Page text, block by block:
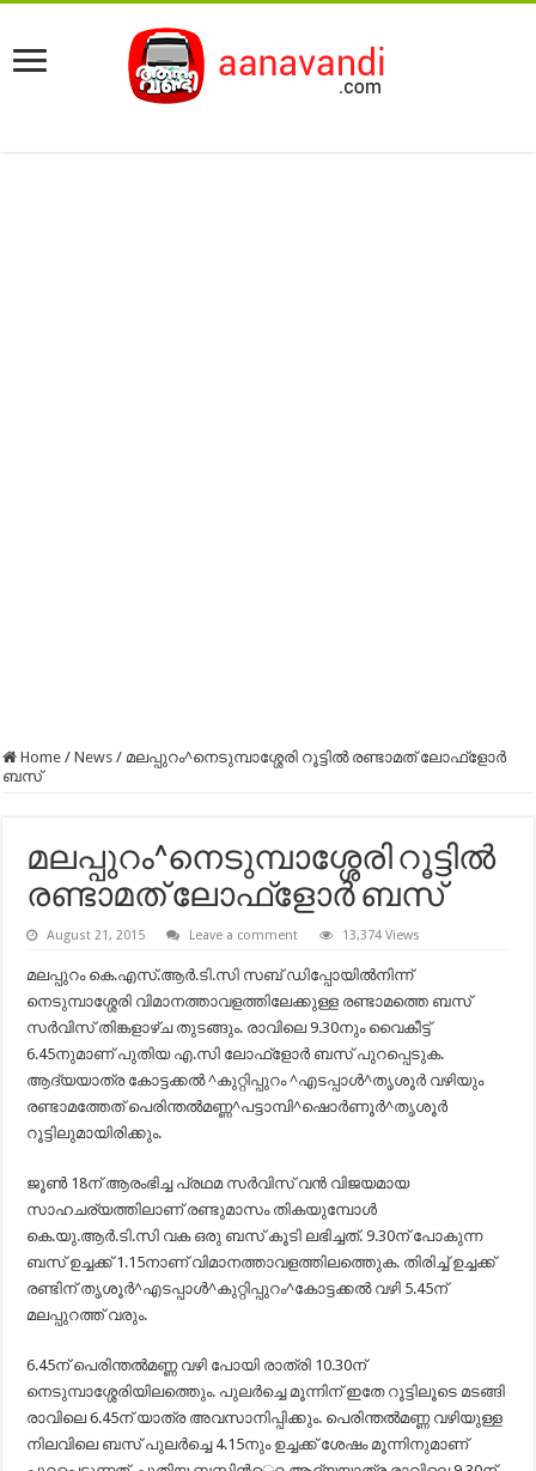
Home / News / മലപ്പുറം^നെടുമ്പാശ്ശേരി റൂട്ടില്‍ രണ്ടാമത് ലോഫ്ളോര്‍
ബസ്
മലപ്പുറം^നെടുമ്പാശ്ശേരി റൂട്ടില്‍
രണ്ടാമത് ലോഫ്ളോര്‍ ബസ്
August 21, 2015 Leave a comment 13,374 Views
മലപ്പുറം കെ.എസ്.ആര്‍.ടി.സി സബ് ഡിപ്പോയില്‍നിന്ന്
നെടുമ്പാശ്ശേരി വിമാനത്താവളത്തിലേക്കുള്ള രണ്ടാമത്തെ ബസ്
സര്‍വിസ് തിങ്കളാഴ്ച തുടങ്ങും. രാവിലെ 9.30നും വൈകീട്ട്
6.45നുമാണ് പുതിയ എ.സി ലോഫ്ളോര്‍ ബസ് പുറപ്പെടുക.
ആദ്യയാത്ര കോട്ടക്കല്‍ ^കുറ്റിപ്പുറം ^എടപ്പാള്‍^തൃശൂര്‍ വഴിയും
രണ്ടാമത്തേത് പെരിന്തല്‍മണ്ണ^പട്ടാമ്പി^ഷൊര്‍ണൂര്‍^തൃശൂര്‍
റൂട്ടിലുമായിരിക്കും.
ജൂണ്‍ 18ന് ആരംഭിച്ച പ്രഥമ സര്‍വിസ് വന്‍ വിജയമായ
സാഹചര്യത്തിലാണ് രണ്ടുമാസം തികയുമ്പോള്‍
കെ.യു.ആര്‍.ടി.സി വക ഒരു ബസ് കൂടി ലഭിച്ചത്. 9.30ന് പോകുന്ന
ബസ് ഉച്ചക്ക് 1.15നാണ് വിമാനത്താവളത്തിലത്തെുക. തിരിച്ച് ഉച്ചക്ക്
രണ്ടിന് തൃശൂര്‍^എടപ്പാള്‍^കുറ്റിപ്പുറം^കോട്ടക്കല്‍ വഴി 5.45ന്
മലപ്പുറത്ത് വരും.
6.45ന് പെരിന്തല്‍മണ്ണ വഴി പോയി രാത്രി 10.30ന്
നെടുമ്പാശ്ശേരിയിലത്തെും. പുലര്‍ച്ചെ മൂന്നിന് ഇതേ റൂട്ടിലൂടെ മടങ്ങി
രാവിലെ 6.45ന് യാത്ര അവസാനിപ്പിക്കും. പെരിന്തല്‍മണ്ണ വഴിയുള്ള
നിലവിലെ ബസ് പുലര്‍ച്ചെ 4.15നും ഉച്ചക്ക് ശേഷം മൂന്നിനുമാണ്